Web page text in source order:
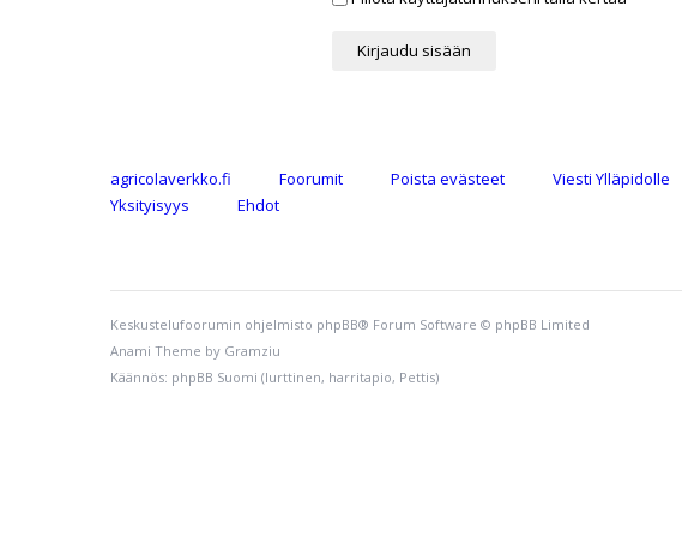
agricolaverkko.fi Foorumit Poista evästeet
Viesti Ylläpidolle
Yksityisyys
Ehdot
Keskustelufoorumin ohjelmisto phpBB® Forum Software © phpBB Limited
Anami Theme by Gramziu
Käännös: phpBB Suomi (lurttinen, harritapio, Pettis)